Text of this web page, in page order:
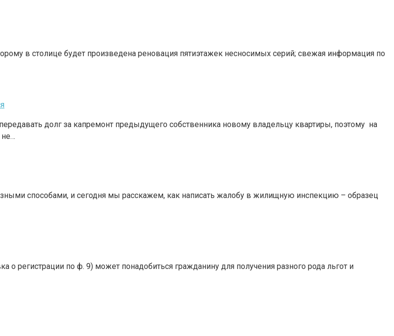
в столице будет произведена реновация пятиэтажек несносимых серий; свежая информация по
долг за капремонт предыдущего собственника новому владельцу квартиры, поэтому на
способами, и сегодня мы расскажем, как написать жалобу в жилищную инспекцию – образец
о регистрации по ф. 9) может понадобиться гражданину для получения разного рода льгот и